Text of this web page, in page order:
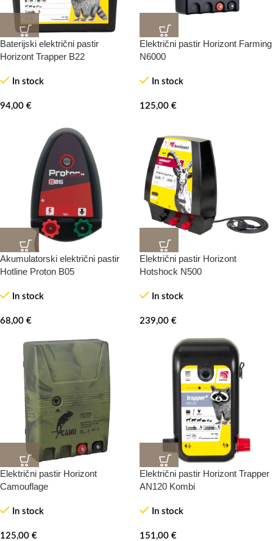
Baterijski električni pastir
Horizont Trapper B22
In stock
94,00 €
Električni pastir Horizont Farming
N6000
In stock
125,00 €
Akumulatorski električni pastir
Hotline Proton B05
In stock
68,00 €
Električni pastir Horizont
Hotshock N500
In stock
239,00 €
Električni pastir Horizont
Camouflage
In stock
125,00 €
Električni pastir Horizont Trapper
AN120 Kombi
In stock
151,00 €